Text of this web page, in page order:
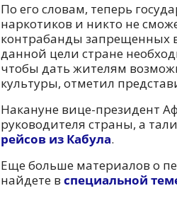
По его словам, теперь
наркотиков и никто не
контрабанды запрещенных
данной цели стране
чтобы дать жителям
культуры, отметил
Накануне вице-президент
руководителя страны, а
рейсов из Кабула.
Еще больше материалов о
найдете в специальной